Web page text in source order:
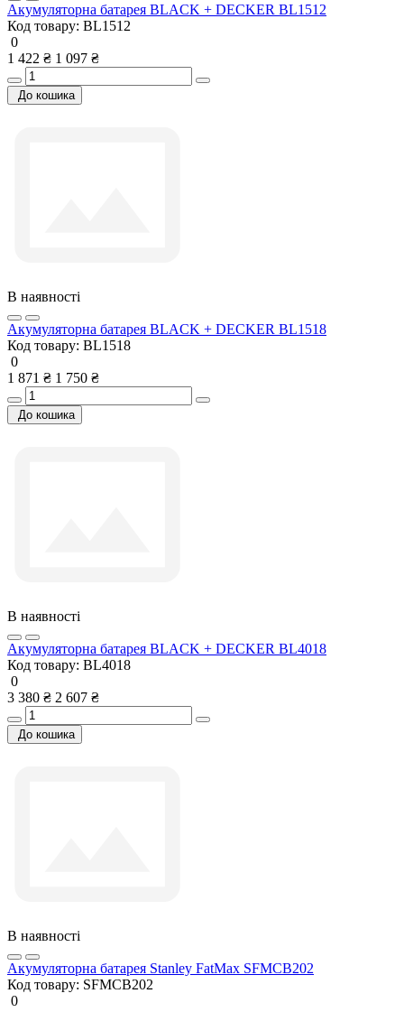
Акумуляторна батарея BLACK + DECKER BL1512
Код товару: BL1512
0
1 422 ₴ 1 097 ₴
До кошика
В наявності
Акумуляторна батарея BLACK + DECKER BL1518
Код товару: BL1518
0
1 871 ₴ 1 750 ₴
До кошика
В наявності
Акумуляторна батарея BLACK + DECKER BL4018
Код товару: BL4018
0
3 380 ₴ 2 607 ₴
До кошика
В наявності
Акумуляторна батарея Stanley FatMax SFMCB202
Код товару: SFMCB202
0